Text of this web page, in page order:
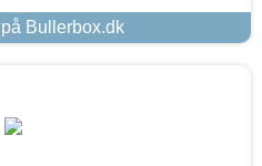
Bullerbox.dk